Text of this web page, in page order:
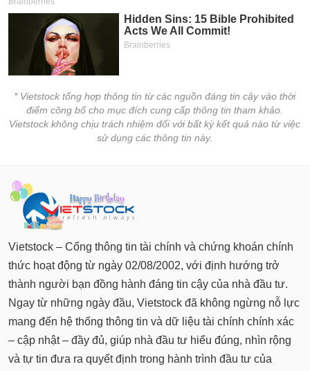
* Vietstock tổng hợp thông tin từ các nguồn đáng tin cậy vào thời
điểm công bố cho mục đích cung cấp thông tin tham khảo.
Vietstock không chịu trách nhiệm đối với bất kỳ kết quả nào từ việc
sử dụng các thông tin này.
Vietstock – Cổng thông tin tài chính và chứng khoán chính
thức hoạt động từ ngày 02/08/2002, với định hướng trở
thành người bạn đồng hành đáng tin cậy của nhà đầu tư.
Ngay từ những ngày đầu, Vietstock đã không ngừng nỗ lực
mang đến hệ thống thông tin và dữ liệu tài chính chính xác
– cập nhật – đầy đủ, giúp nhà đầu tư hiểu đúng, nhìn rộng
và tự tin đưa ra quyết định trong hành trình đầu tư của